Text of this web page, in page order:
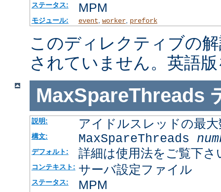
ステータス: MPM
モジュール: event, worker, prefork
このディレクティブの
されていません。英語
MaxSpareThreads
説明: アイドルスレッドの最大
構文: MaxSpareThreads
デフォルト: 詳細は使用法をご覧下さ
コンテキスト: サーバ設定ファイル
ステータス: MPM